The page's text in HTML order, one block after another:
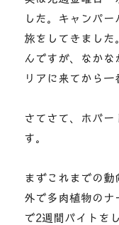
した。キャンパ
旅をしてきました
んですが、なかな
リアに来てから
さてさて、ホバ
す。
まずこれまでの
外で多肉植物のナ
で2週間バイトを